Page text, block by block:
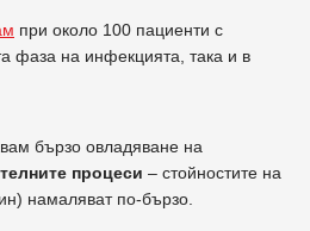
при около 100 пациенти с
фаза на инфекцията, така и в
бързо овладяване на
процеси – стойностите на
намаляват по-бързо.